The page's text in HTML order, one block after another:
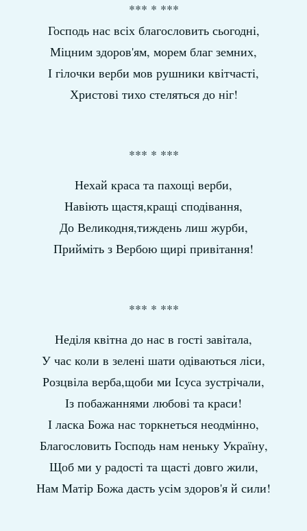
*** * ***
Господь нас всіх благословить сьогодні,
Міцним здоров'ям, морем благ земних,
І гілочки верби мов рушники квітчасті,
Христові тихо стеляться до ніг!
*** * ***
Нехай краса та пахощі верби,
Навіють щастя,кращі сподівання,
До Великодня,тиждень лиш журби,
Прийміть з Вербою щирі привітання!
*** * ***
Неділя квітна до нас в гості завітала,
У час коли в зелені шати одіваються ліси,
Розцвіла верба,щоби ми Ісуса зустрічали,
Із побажаннями любові та краси!
І ласка Божа нас торкнеться неодмінно,
Благословить Господь нам неньку Україну,
Щоб ми у радості та щасті довго жили,
Нам Матір Божа дасть усім здоров'я й сили!